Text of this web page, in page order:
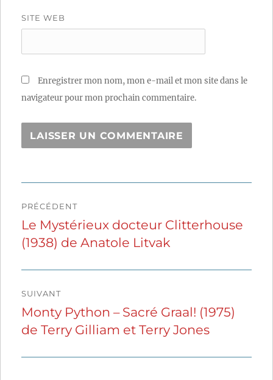
SITE WEB
Enregistrer mon nom, mon e-mail et mon site dans le
navigateur pour mon prochain commentaire.
de
l’article
PRÉCÉDENT
Publication
précédente :
Le Mystérieux docteur Clitterhouse
(1938) de Anatole Litvak
SUIVANT
Publication
suivante :
Monty Python – Sacré Graal! (1975)
de Terry Gilliam et Terry Jones